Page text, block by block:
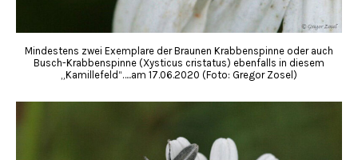
Mindestens zwei Exemplare der Braunen Krabbenspinne oder auch
Busch-Krabbenspinne (Xysticus cristatus) ebenfalls in diesem
„Kamillefeld“…..am 17.06.2020 (Foto: Gregor Zosel)